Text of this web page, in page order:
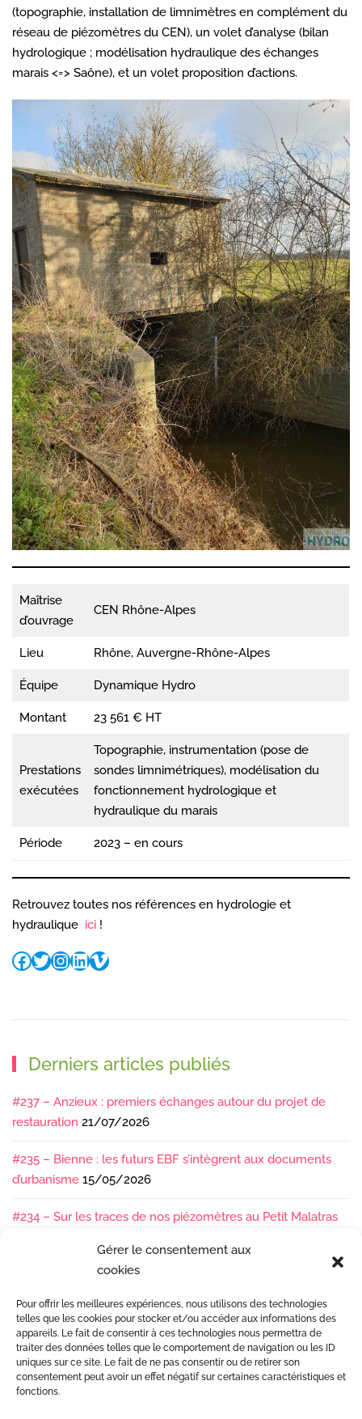
Gérer le consentement aux
cookies
Pour offrir les meilleures expériences, nous utilisons des technologies
telles que les cookies pour stocker et/ou accéder aux informations des
appareils. Le fait de consentir à ces technologies nous permettra de
traiter des données telles que le comportement de navigation ou les ID
uniques sur ce site. Le fait de ne pas consentir ou de retirer son
consentement peut avoir un effet négatif sur certaines caractéristiques et
fonctions.
(topographie, installation de limnimètres en complément du
réseau de piézomètres du CEN), un volet d’analyse (bilan
hydrologique ; modélisation hydraulique des échanges
marais <=> Saône), et un volet proposition d’actions.
Maîtrise
d’ouvrage
CEN Rhône-Alpes
Lieu Rhône, Auvergne-Rhône-Alpes
Équipe Dynamique Hydro
Montant 23 561 € HT
Prestations
exécutées
Topographie, instrumentation (pose de
sondes limnimétriques), modélisation du
fonctionnement hydrologique et
hydraulique du marais
Période 2023 – en cours
Retrouvez toutes nos références en hydrologie et
hydraulique ici !
Derniers articles publiés
#237 – Anzieux : premiers échanges autour du projet de
restauration 21/07/2026
#235 – Bienne : les futurs EBF s’intègrent aux documents
d’urbanisme 15/05/2026
#234 – Sur les traces de nos piézomètres au Petit Malatras
#233 – Les sédiments, ça se suit en équipe !
#232 – Sur le terrain avec l’Isère : ça bouge sous nos pieds !
07/04/2026